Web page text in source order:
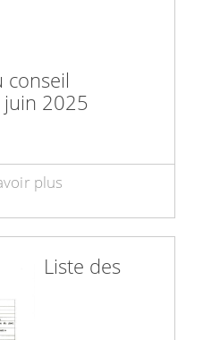
conseil
2025
plus
Liste des